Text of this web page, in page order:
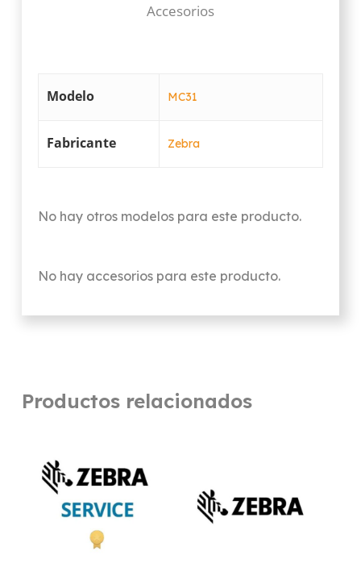
Accesorios
Modelo MC31
Fabricante Zebra
No hay otros modelos para este producto.
No hay accesorios para este producto.
Productos relacionados